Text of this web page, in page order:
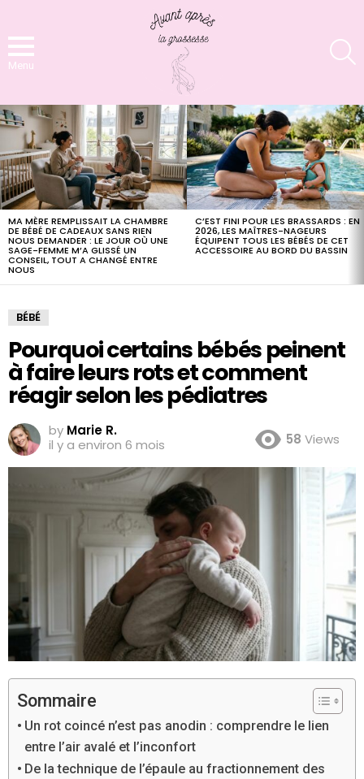
Menu
LATEST
STORIES
MA MÈRE REMPLISSAIT LA CHAMBRE
DE BÉBÉ DE CADEAUX SANS RIEN
NOUS DEMANDER : LE JOUR OÙ UNE
SAGE-FEMME M’A GLISSÉ UN
CONSEIL, TOUT A CHANGÉ ENTRE
NOUS
C’EST FINI POUR LES BRASSARDS : EN
2026, LES MAÎTRES-NAGEURS
ÉQUIPENT TOUS LES BÉBÉS DE CET
ACCESSOIRE AU BORD DU BASSIN
BÉBÉ
Pourquoi certains bébés peinent
à faire leurs rots et comment
réagir selon les pédiatres
by Marie R.
il y a environ 6 mois
58 Views
Sommaire
Un rot coincé n’est pas anodin : comprendre le lien
entre l’air avalé et l’inconfort
De la technique de l’épaule au fractionnement des